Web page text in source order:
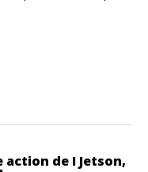
de I Jetson,